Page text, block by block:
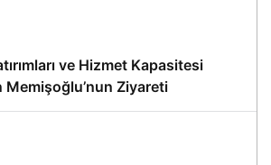
ve Hizmet Kapasitesi
Memişoğlu’nun Ziyareti